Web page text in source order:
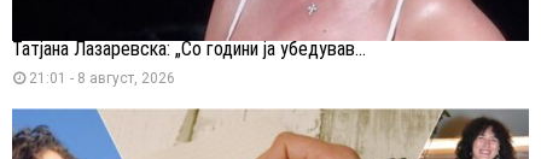
Татјана Лазаревска: „Со години ја убедував...
21:01 - 8 август, 2026